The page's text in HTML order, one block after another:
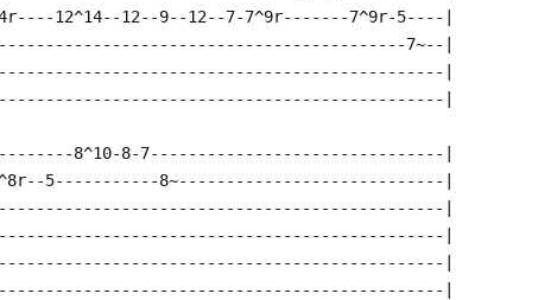
12^14--12--9--12--7-7^9r-------7^9r-5----|
7~--|
|
|
8^10-8-7-------------------------------|
5-----------8~----------------------------|
|
|
|
|